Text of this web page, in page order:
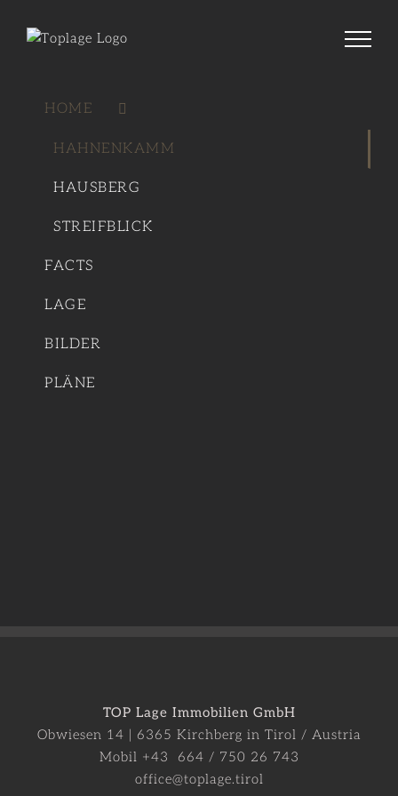
Inhalt
HOME
HAHNENKAMM
HAUSBERG
STREIFBLICK
FACTS
LAGE
BILDER
PLÄNE
TOP Lage Immobilien GmbH
Obwiesen 14 | 6365 Kirchberg in Tirol / Austria
Mobil +43 664 / 750 26 743
office@toplage.tirol